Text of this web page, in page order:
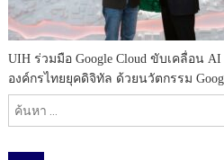
UIH ร่วมมือ Google Cloud ขับเคลื่อน AI
องค์กรไทยยุคดิจิทัล ด้วยนวัตกรรม